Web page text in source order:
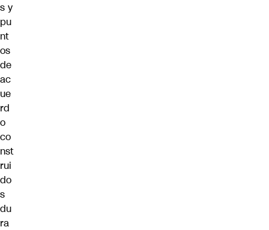
s y
pu
nt
os
de
ac
ue
rd
o
co
nst
rui
do
s
du
ra